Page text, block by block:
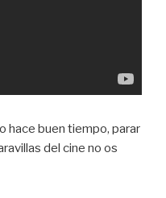
hace buen tiempo, parar
del cine no os